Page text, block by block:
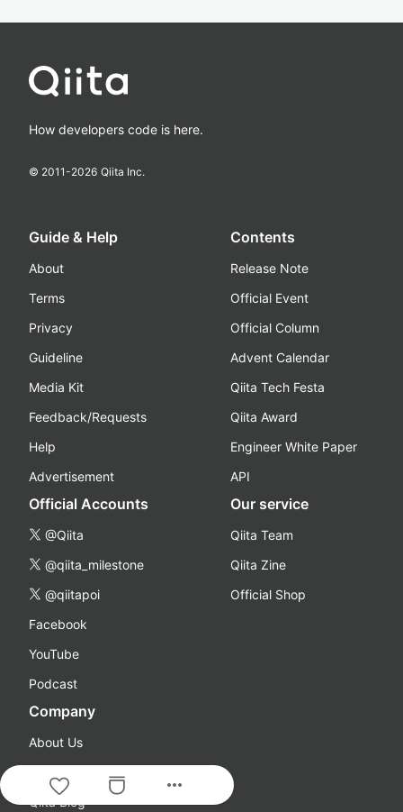
more_horiz
How developers code is here.
© 2011-2026 Qiita Inc.
Guide & Help
About
Terms
Privacy
Guideline
Media Kit
Feedback/Requests
Help
Advertisement
Contents
Release Note
Official Event
Official Column
Advent Calendar
Qiita Tech Festa
Qiita Award
Engineer White Paper
API
Official Accounts
@Qiita
@qiita_milestone
@qiitapoi
Facebook
YouTube
Podcast
Our service
Qiita Team
Qiita Zine
Official Shop
Company
About Us
Qiita Blog